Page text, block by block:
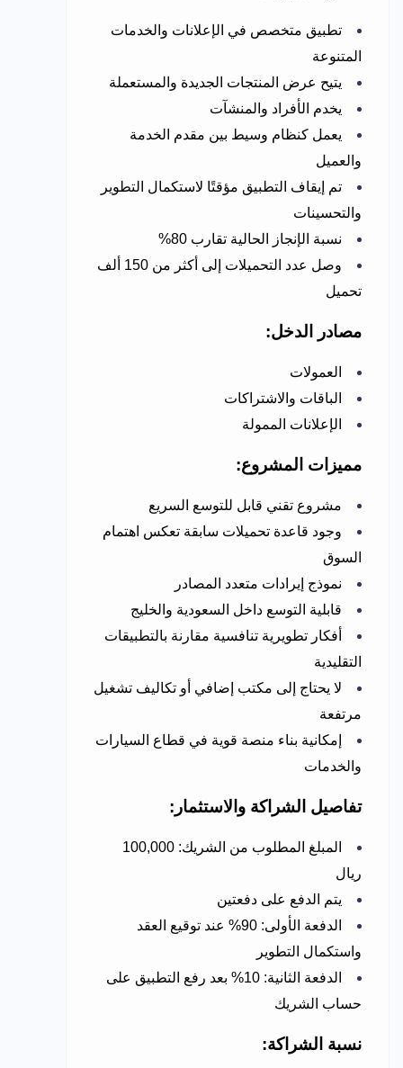
تطبيق متخصص في الإعلانات والخدمات
المتنوعة
يتيح عرض المنتجات الجديدة والمستعملة
يخدم الأفراد والمنشآت
يعمل كنظام وسيط بين مقدم الخدمة
والعميل
تم إيقاف التطبيق مؤقتًا لاستكمال التطوير
والتحسينات
نسبة الإنجاز الحالية تقارب 80%
وصل عدد التحميلات إلى أكثر من 150 ألف
تحميل
مصادر الدخل:
العمولات
الباقات والاشتراكات
الإعلانات الممولة
مميزات المشروع:
مشروع تقني قابل للتوسع السريع
وجود قاعدة تحميلات سابقة تعكس اهتمام
السوق
نموذج إيرادات متعدد المصادر
قابلية التوسع داخل السعودية والخليج
أفكار تطويرية تنافسية مقارنة بالتطبيقات
التقليدية
لا يحتاج إلى مكتب إضافي أو تكاليف تشغيل
مرتفعة
إمكانية بناء منصة قوية في قطاع السيارات
والخدمات
تفاصيل الشراكة والاستثمار:
المبلغ المطلوب من الشريك: 100,000
ريال
يتم الدفع على دفعتين
الدفعة الأولى: 90% عند توقيع العقد
واستكمال التطوير
الدفعة الثانية: 10% بعد رفع التطبيق على
حساب الشريك
نسبة الشراكة: